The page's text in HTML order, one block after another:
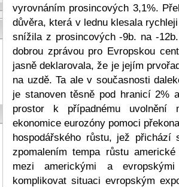
vyrovnáním prosincových 3,1%.
důvěra, která v lednu klesala
snížila z prosincových -9b. na -
dobrou zprávou pro Evropskou
jasně deklarovala, že je jejím
na uzdě. Ta ale v současnosti
je stanoven těsně pod hranicí 2%
prostor k případnému uvolnění
ekonomice eurozóny pomoci
hospodářského růstu, jež
zpomalením tempa růstu
mezi americkými a
komplikovat situaci evropským